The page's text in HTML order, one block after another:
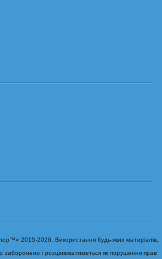
2015-2026. Використання будь-яких матеріалів,
заборонено і розцінюватиметься як порушення прав